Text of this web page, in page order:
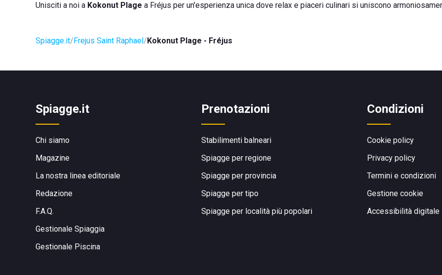
Unisciti a noi a Kokonut Plage a Fréjus per un'esperienza unica dove relax e piaceri culinari si uniscono
Spiagge.it Frejus Saint Raphael Kokonut Plage - Fréjus
Spiagge.it
Chi siamo
Magazine
La nostra linea editoriale
Redazione
F.A.Q.
Gestionale Spiaggia
Gestionale Piscina
Prenotazioni
Stabilimenti balneari
Spiagge per regione
Spiagge per provincia
Spiagge per tipo
Spiagge per località più popolari
Condizioni
Cookie policy
Privacy policy
Termini e condizioni
Gestione cookie
Accessibilità digitale